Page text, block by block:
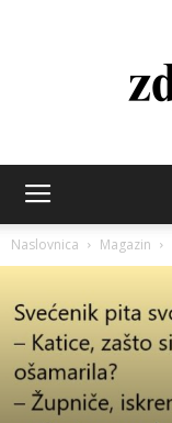
Naslovnica Magazin